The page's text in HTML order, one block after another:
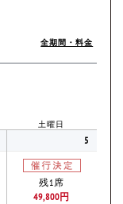
全期間・料金
土曜日
5
残1席
49,800円